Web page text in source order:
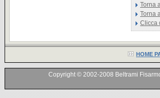
Torna
Torna
Clicca
HOME
Copyright © 2002-2008 Beltrami